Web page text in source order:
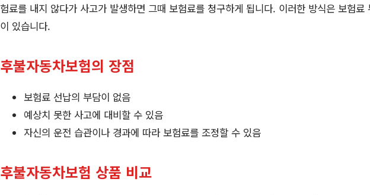
험료를 내지 않다가 사고가 발생하면 그때 보험료를 청구하게 됩니다. 이러한 방식은 보험료
이 있습니다.
후불자동차보험의 장점
보험료 선납의 부담이 없음
예상치 못한 사고에 대비할 수 있음
자신의 운전 습관이나 경과에 따라 보험료를 조정할 수 있음
후불자동차보험 상품 비교